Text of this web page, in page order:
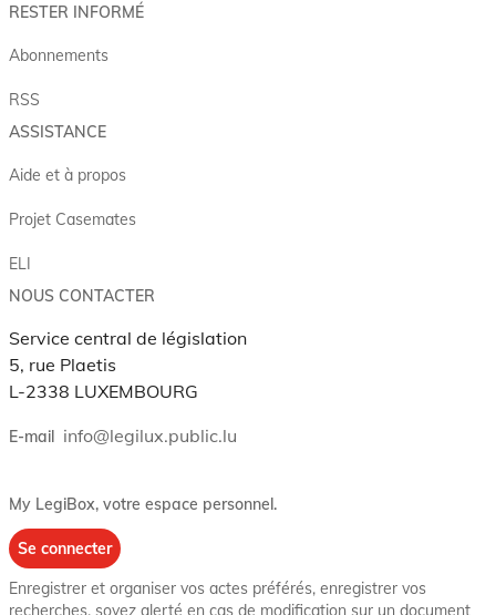
RESTER INFORMÉ
Abonnements
RSS
ASSISTANCE
Aide et à propos
Projet Casemates
ELI
NOUS CONTACTER
Service central de législation
5, rue Plaetis
L-2338 LUXEMBOURG
E-mail info@legilux.public.lu
My LegiBox, votre espace personnel.
Se connecter
Enregistrer et organiser vos actes préférés, enregistrer vos
recherches, soyez alerté en cas de modification sur un document